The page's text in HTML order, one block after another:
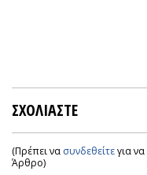
ΣΧΟΛΙΑΣΤΕ
(Πρέπει να συνδεθείτεγια
Άρθρο)